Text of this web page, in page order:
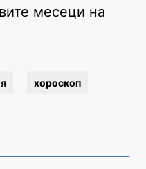
месеци на
хороскоп